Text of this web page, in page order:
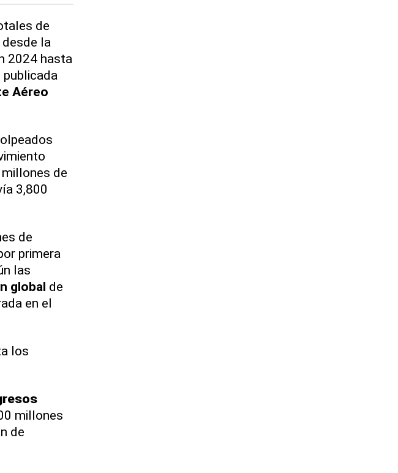
de
la
2024 hasta
Aéreo
de
3,800
de
primera
las
global de
en el
los
millones
de